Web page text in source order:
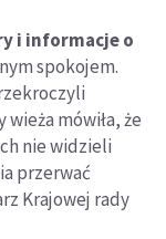
i informacje o
spokojem.
mówiła, że
nie widzieli
przerwać
Krajowej rady